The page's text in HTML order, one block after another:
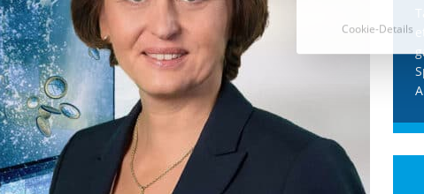
halten die Wähler für dumm! Weil die
Stimmung wegen der von Afghanen
verübten Anschläge kippte, wurden die
Flüge vor der [...]